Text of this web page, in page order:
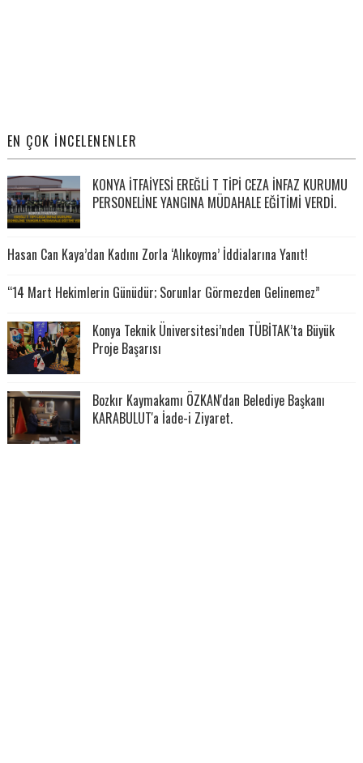
EN ÇOK İNCELENENLER
KONYA İTFAİYESİ EREĞLİ T TİPİ CEZA İNFAZ KURUMU
PERSONELİNE YANGINA MÜDAHALE EĞİTİMİ VERDİ.
Hasan Can Kaya’dan Kadını Zorla ‘Alıkoyma’ İddialarına Yanıt!
“14 Mart Hekimlerin Günüdür; Sorunlar Görmezden Gelinemez”
Konya Teknik Üniversitesi’nden TÜBİTAK’ta Büyük
Proje Başarısı
Bozkır Kaymakamı ÖZKAN'dan Belediye Başkanı
KARABULUT'a İade-i Ziyaret.